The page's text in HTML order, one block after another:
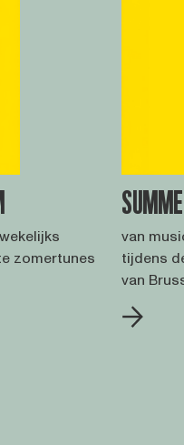
zomertunes
van
tijdens
van